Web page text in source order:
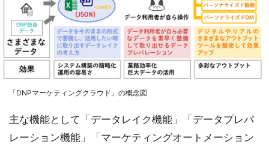
「DNPマーケティングクラウド」の概念図
主な機能として「データレイク機能」「データプレパ
レーション機能」「マーケティングオートメーション